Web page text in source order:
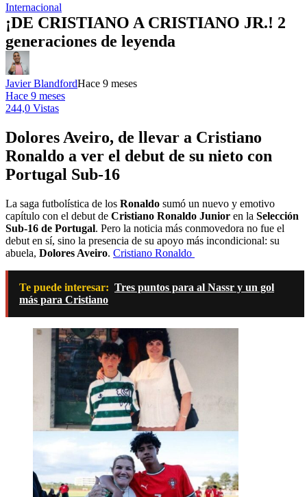
Internacional
¡DE CRISTIANO A CRISTIANO JR.! 2
generaciones de leyenda
Javier BlandfordHace 9 meses
Hace 9 meses
244,0 Vistas
Dolores Aveiro, de llevar a Cristiano
Ronaldo a ver el debut de su nieto con
Portugal Sub-16
La saga futbolística de los Ronaldo sumó un nuevo y emotivo
capítulo con el debut de Cristiano Ronaldo Junior en la Selección
Sub-16 de Portugal. Pero la noticia más conmovedora no fue el
debut en sí, sino la presencia de su apoyo más incondicional: su
abuela, Dolores Aveiro. Cristiano Ronaldo
Te puede interesar: Tres puntos para al Nassr y un gol
más para Cristiano